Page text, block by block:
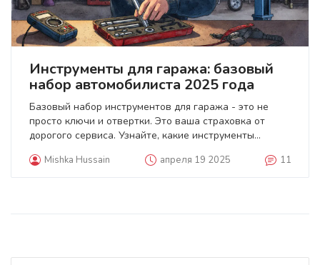
Инструменты для гаража: базовый
набор автомобилиста 2025 года
Базовый набор инструментов для гаража - это не
просто ключи и отвертки. Это ваша страховка от
дорогого сервиса. Узнайте, какие инструменты
потратить деньги впустую.
Mishka Hussain апреля 19 2025 11